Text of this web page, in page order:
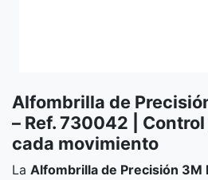
Alfombrilla de
– Ref. 730042 |
cada movimiento
La Alfombrilla de Precisión 3M